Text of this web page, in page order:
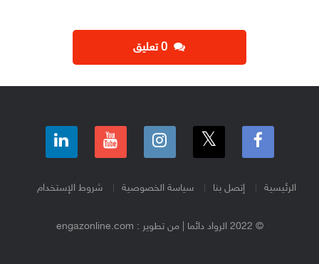
الرئيسية إتصل بنا سياسة الخصوصية شروط الإستخدام
© 2022 الرواد دائما | من تطوير : engazonline.com